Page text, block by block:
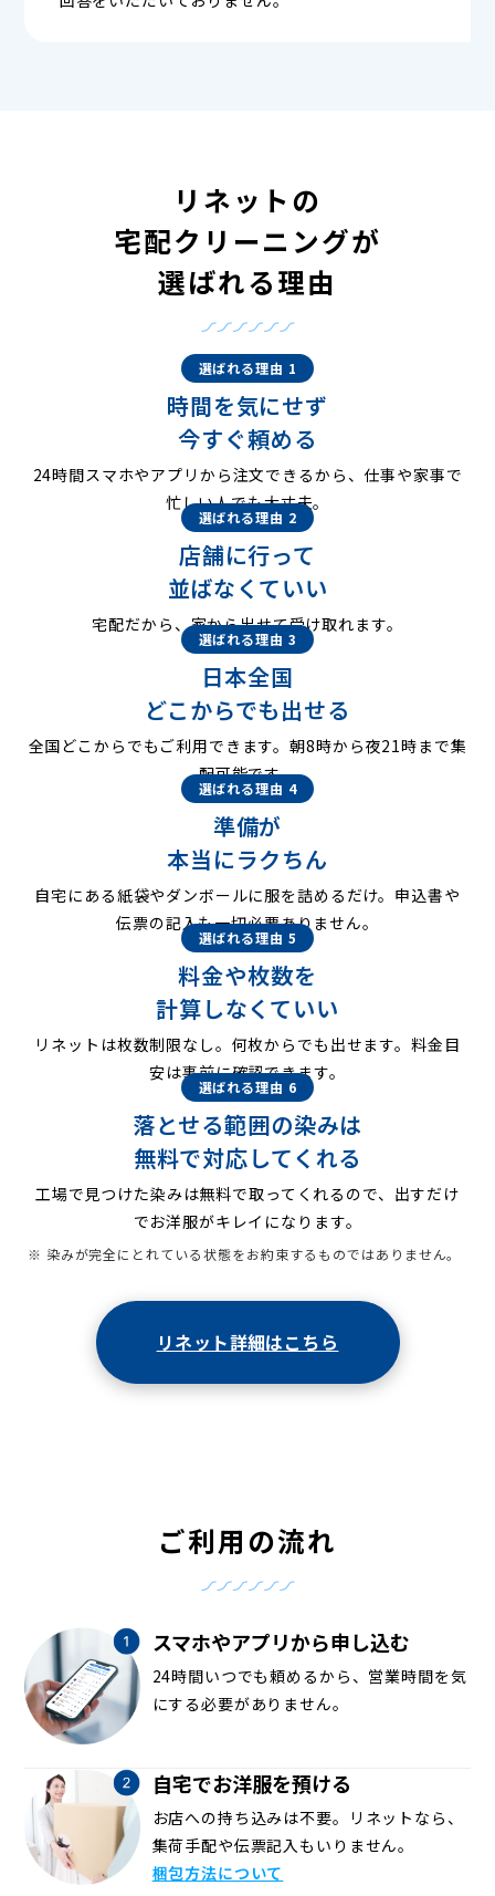
リネットの
宅配クリーニングが
選ばれる理由
選ばれる理由 1
時間を気にせず
今すぐ頼める
24時間スマホやアプリから注文できるから、仕事や家事で
忙しい人でも大丈夫。
選ばれる理由 2
店舗に行って
並ばなくていい
宅配だから、家から出せて受け取れます。
選ばれる理由 3
日本全国
どこからでも出せる
全国どこからでもご利用できます。朝8時から夜21時まで集
配可能です。
選ばれる理由 4
準備が
本当にラクちん
自宅にある紙袋やダンボールに服を詰めるだけ。申込書や
伝票の記入も一切必要ありません。
選ばれる理由 5
料金や枚数を
計算しなくていい
リネットは枚数制限なし。何枚からでも出せます。料金目
安は事前に確認できます。
選ばれる理由 6
落とせる範囲の染みは
無料で対応してくれる
工場で見つけた染みは無料で取ってくれるので、出すだけ
でお洋服がキレイになります。
※ 染みが完全にとれている状態をお約束するものではありません。
リネット詳細はこちら
ご利用の流れ
スマホやアプリから申し込む
24時間いつでも頼めるから、営業時間を気
にする必要がありません。
自宅でお洋服を預ける
お店への持ち込みは不要。リネットなら、
集荷手配や伝票記入もいりません。
梱包方法について